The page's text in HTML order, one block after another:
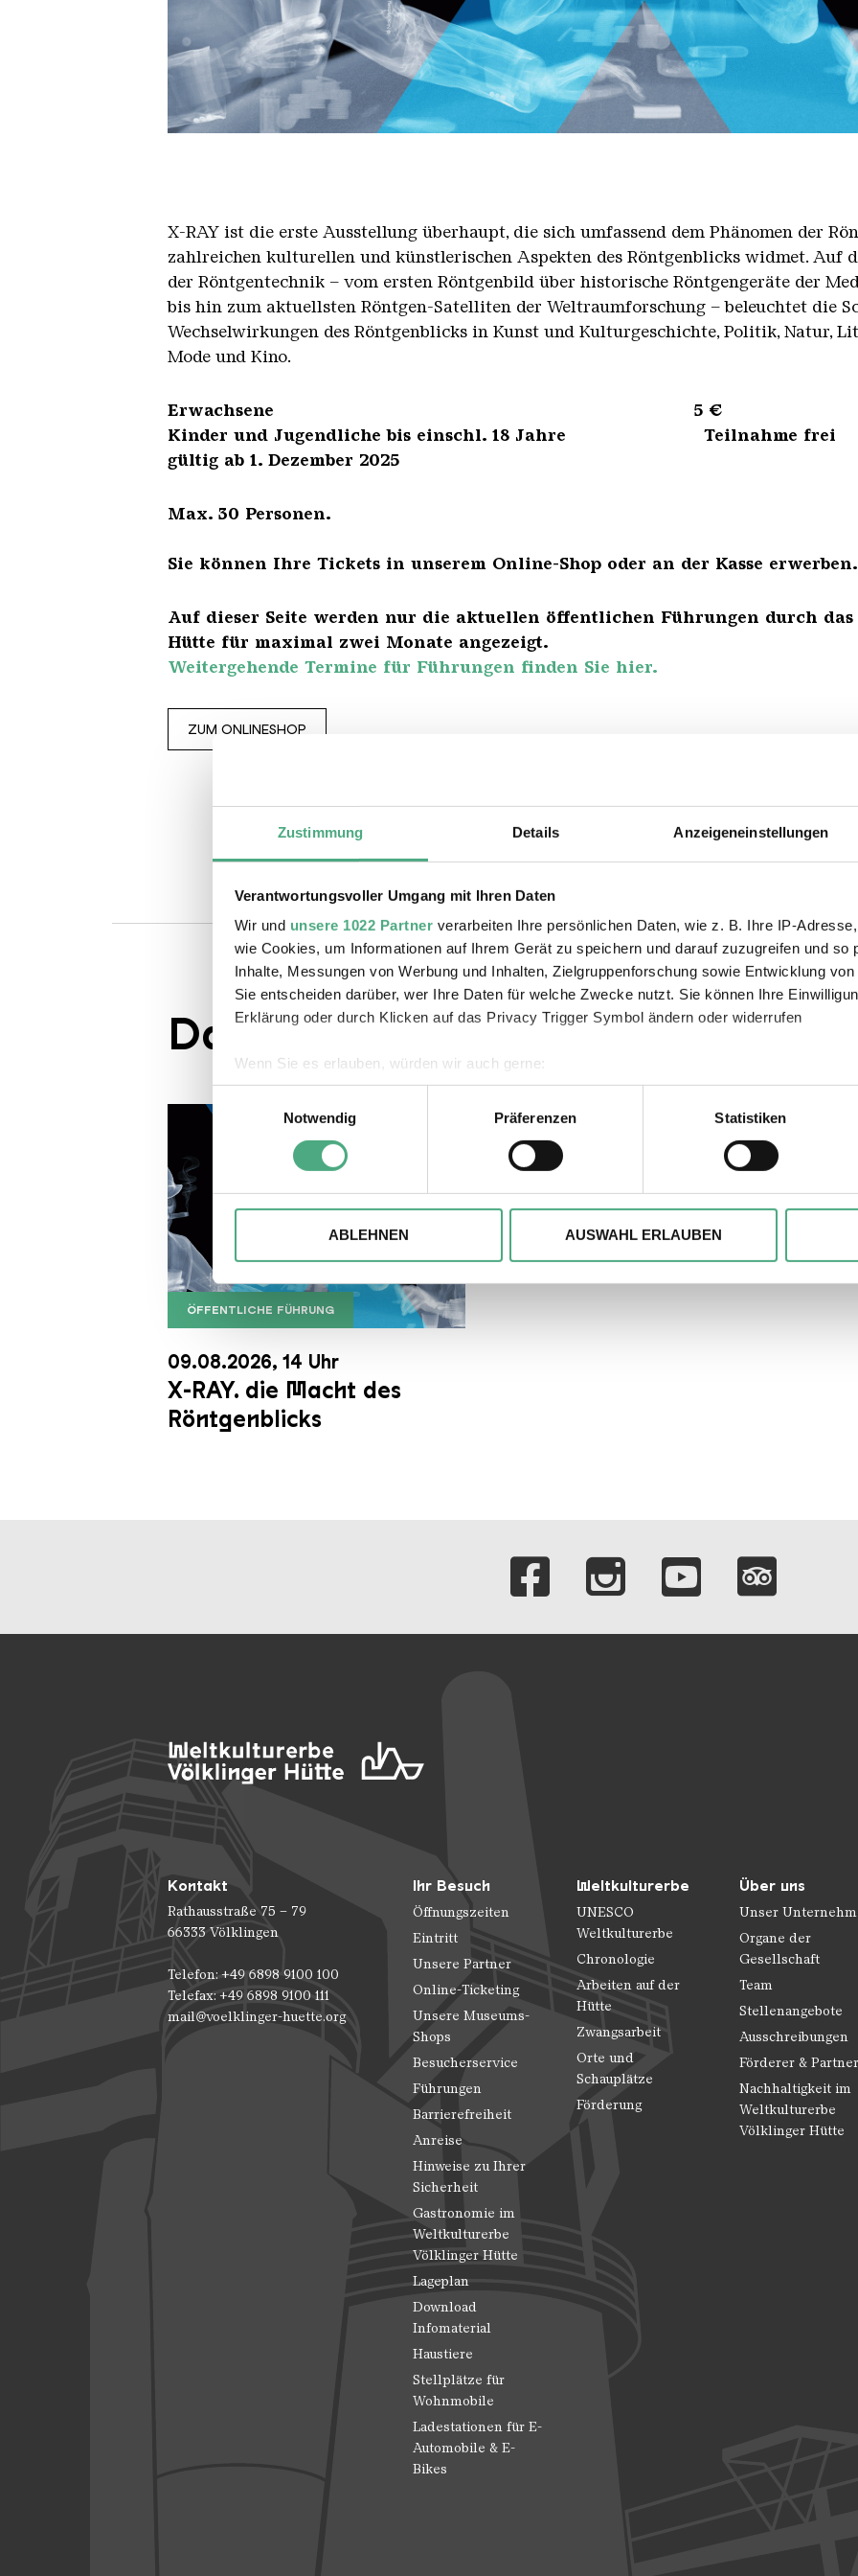
Zustimmung Details Anzeigeneinstellungen
Verantwortungsvoller Umgang mit Ihren Daten
Wir und unsere 1022 Partner verarbeiten Ihre persönlichen Daten, wie z. B. Ihre IP-
wie Cookies, um Informationen auf Ihrem Gerät zu speichern und darauf zuzugreifen und so
Inhalte, Messungen von Werbung und Inhalten, Zielgruppenforschung sowie Entwicklung
Sie entscheiden darüber, wer Ihre Daten für welche Zwecke nutzt. Sie können Ihre
Erklärung oder durch Klicken auf das Privacy Trigger Symbol ändern oder widerrufen
Wenn Sie es erlauben, würden wir auch gerne:
Informationen über Ihre geografische Lage erfassen, welche bis auf einige Meter genau
Ihr Gerät durch aktives Scannen nach bestimmten Merkmalen (Fingerprinting)
Erfahren Sie mehr darüber, wie Ihre persönlichen Daten verarbeitet werden, und legen Sie
Einzelheitenfest.
Wir verwenden ggfs. Cookies, um Inhalte und Anzeigen zu personalisieren, besondere
die Zugriffe auf unsere Website zu analysieren. Außerdem geben wir ggfs. Informationen zu
der Dienste gesammelt haben.
Notwendig
Präferenzen Statistiken
ABLEHNEN AUSWAHL ERLAUBEN
X RAY neu
X-RAY ist die erste Ausstellung überhaupt, die sich umfassend dem Phänomen der
zahlreichen kulturellen und künstlerischen Aspekten des Röntgenblicks widmet. Auf
der Röntgentechnik – vom ersten Röntgenbild über historische Röntgengeräte der
bis hin zum aktuellsten Röntgen-Satelliten der Weltraumforschung – beleuchtet die
Wechselwirkungen des Röntgenblicks in Kunst und Kulturgeschichte, Politik, Natur,
Mode und Kino.
Erwachsene 5 €
Kinder und Jugendliche bis einschl. 18 Jahre Teilnahme frei
gültig ab 1. Dezember 2025
Max. 30 Personen.
Sie können Ihre Tickets in unserem Online-Shop oder an der Kasse erwerben.
Auf dieser Seite werden nur die aktuellen öffentlichen Führungen durch
Hütte für maximal zwei Monate angezeigt.
Weitergehende Termine für Führungen finden Sie hier.
ZUM ONLINESHOP
Das könnte Sie auch interessieren
ÖFFENTLICHE FÜHRUNG
X RAY neu
09.08.2026, 14 Uhr
X-RAY. die Macht des
Röntgenblicks
Verlinkungen zu
Kontakt
Rathausstraße 75 – 79
66333 Völklingen
Telefon: +49 6898 9100 100
Telefax: +49 6898 9100 111
mail@voelklinger-huette.org
Ihr Besuch
Öffnungszeiten
Eintritt
Unsere Partner
Online-Ticketing
Unsere Museums-
Shops
Besucherservice
Führungen
Barrierefreiheit
Anreise
Hinweise zu Ihrer
Sicherheit
Gastronomie im
Weltkulturerbe
Völklinger Hütte
Lageplan
Download
Infomaterial
Haustiere
Stellplätze für
Wohnmobile
Ladestationen für E-
Automobile & E-
Bikes
Weltkulturerbe
UNESCO
Weltkulturerbe
Chronologie
Arbeiten auf der
Hütte
Zwangsarbeit
Orte und
Schauplätze
Förderung
Über uns
Unser
Organe der
Gesellschaft
Team
Stellenangebote
Ausschreibungen
Förderer & Partner
Nachhaltigkeit im
Weltkulturerbe
Völklinger Hütte